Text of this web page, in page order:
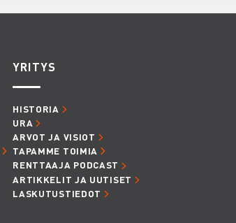
YRITYS
HISTORIA
URA
ARVOT JA VISIOT
TAPAMME TOIMIA
RENTTAAJA PODCAST
ARTIKKELIT JA UUTISET
LASKUTUSTIEDOT